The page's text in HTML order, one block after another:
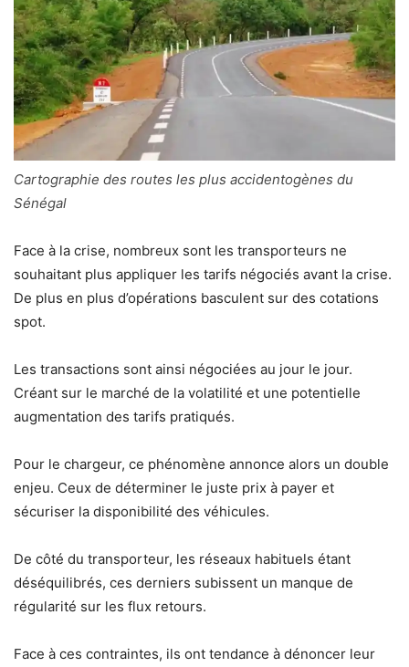
Cartographie des routes les plus accidentogènes du
Sénégal
Face à la crise, nombreux sont les transporteurs ne
souhaitant plus appliquer les tarifs négociés avant la crise.
De plus en plus d’opérations basculent sur des cotations
spot.
Les transactions sont ainsi négociées au jour le jour.
Créant sur le marché de la volatilité et une potentielle
augmentation des tarifs pratiqués.
Pour le chargeur, ce phénomène annonce alors un double
enjeu. Ceux de déterminer le juste prix à payer et
sécuriser la disponibilité des véhicules.
De côté du transporteur, les réseaux habituels étant
déséquilibrés, ces derniers subissent un manque de
régularité sur les flux retours.
Face à ces contraintes, ils ont tendance à dénoncer leur